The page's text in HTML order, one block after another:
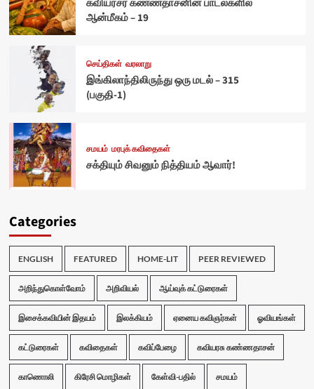
கவியரசர் கண்ணதாசனின் பாடல்களில்
ஆன்மீகம் – 19
செய்திகள் வரலாறு
இங்கிலாந்திலிருந்து ஒரு மடல் – 315
(பகுதி-1)
சமயம் மரபுக் கவிதைகள்
சக்தியும் சிவனும் நித்தியம் ஆவார்!
Categories
ENGLISH FEATURED HOME-LIT PEER REVIEWED
அறிந்துகொள்வோம் அறிவியல் ஆய்வுக் கட்டுரைகள்
இசைக்கவியின் இதயம் இலக்கியம் ஏனைய கவிஞர்கள் ஓவியங்கள்
கட்டுரைகள் கவிதைகள் கவிப்பேழை கவியரசு கண்ணதாசன்
காணொலி கிரேசி மொழிகள் கேள்வி-பதில் சமயம்